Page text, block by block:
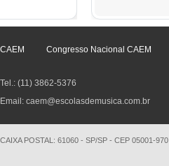
CAEM Congresso Nacional CAEM
Tel.: (11) 3862-5376
Email: caem@escolasdemusica.com.br
CAIXA POSTAL: 61060 - SP/SP - CEP 05001-970